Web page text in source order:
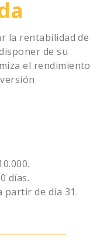
la rentabilidad de
de su
el rendimiento
días.
partir de día 31.